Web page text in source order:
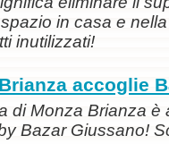
in casa e
inutilizzati!
accoglie
di Monza Brianza è
Bazar Giussano!